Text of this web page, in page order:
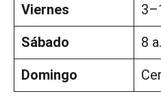
Viernes
Sábado
8
Domingo